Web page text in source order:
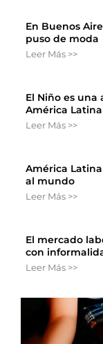
En Buenos
puso de moda
Leer Más >>
El Niño es una
América Latina
Leer Más >>
América
al mundo
Leer Más >>
El mercado
con
Leer Más >>